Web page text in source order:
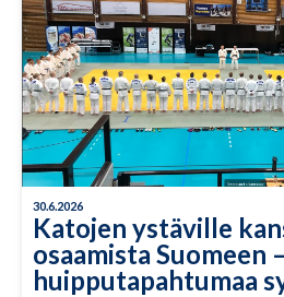
30.6.2026
Katojen ystäville
osaamista Suomeen
huipputapahtumaa